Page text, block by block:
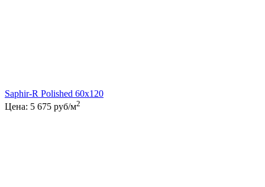
Saphir-R Polished 60x120
Цена: 5 675 руб/м2